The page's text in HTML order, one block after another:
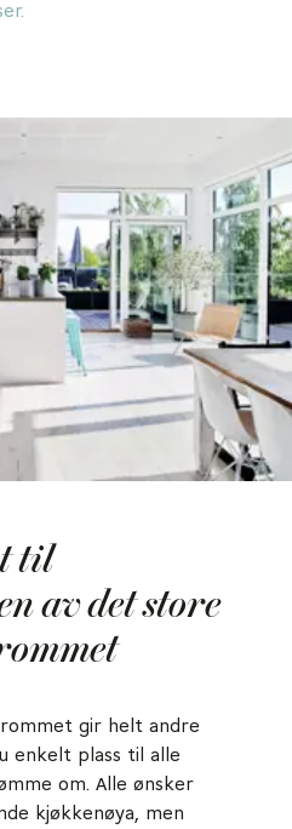
til
av det store
gir helt andre
enkelt plass til alle
om. Alle ønsker
kjøkkenøya, men